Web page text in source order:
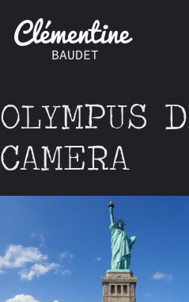
OLYMPUS
CAMERA